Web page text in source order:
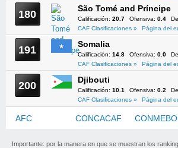
180 São Tomé and Príncipe
Calificación: 20.7 Ofensiva: 0.4
CAF Clasificaciones »
Página del
191 Somalia
Calificación: 14.8 Ofensiva: 0.0
CAF Clasificaciones »
Página del
200 Djibouti
Calificación: 10.1 Ofensiva: 0.2
CAF Clasificaciones »
Página del
AFC CONCACAF
Importante: por la manera en que se muestran los